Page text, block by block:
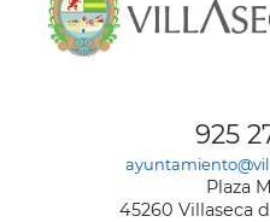
925
Plaza
45260 Villaseca